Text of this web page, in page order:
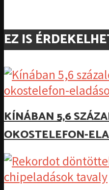
EZ IS
KÍNÁBAN 5,6
OKOSTELEFON-